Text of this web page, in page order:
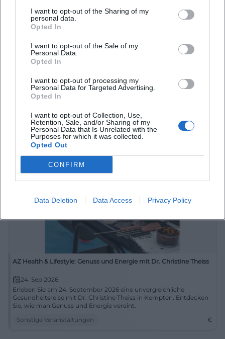
I want to opt-out of the Sharing of my
personal data.
Opted In
I want to opt-out of the Sale of my
Personal Data.
Opted In
I want to opt-out of processing my
Personal Data for Targeted Advertising.
Opted In
I want to opt-out of Collection, Use,
Retention, Sale, and/or Sharing of my
Personal Data that Is Unrelated with the
Purposes for which it was collected.
Opted Out
CONFIRM
Data Deletion Data Access Privacy Policy
Bewegter Donnerstag: Flächen gemeinsam nutzen
17. Sep 2026
Erfahren Sie mehr über nachhaltige Flächenstrategien bei unserer
Podiumsdiskussion im ReglerHaus Kempten.
Sonstige Veranstaltungen
AZ Health & Lifestyle: Genuss und Energie mit Dr. Christine Theiss
24. Sep 2026
Erleben Sie am 24. September 2026 eine unvergleichliche
Gesundheitsreise mit Dr. Christine Theiss in Kempten. Entdecken
Sie, wie man Genuss und Energie vereint.
Sonstige Veranstaltungen
€